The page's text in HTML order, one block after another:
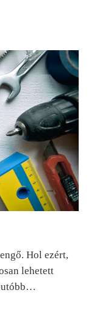
Hol ezért,
lehetett
utóbb…